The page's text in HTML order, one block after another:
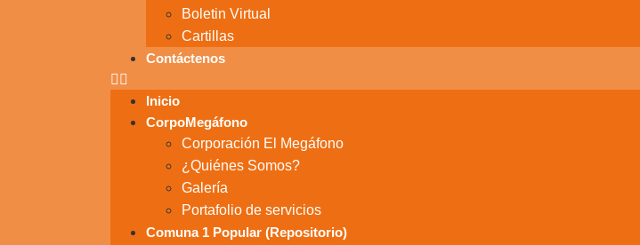
Boletin Virtual
Cartillas
Contáctenos
Inicio
CorpoMegáfono
Corporación El Megáfono
¿Quiénes Somos?
Galería
Portafolio de servicios
Comuna 1 Popular (Repositorio)